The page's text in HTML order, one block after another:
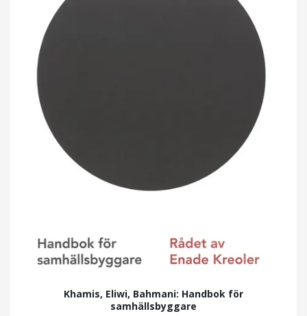
Khamis, Eliwi, Bahmani: Handbok för
samhällsbyggare